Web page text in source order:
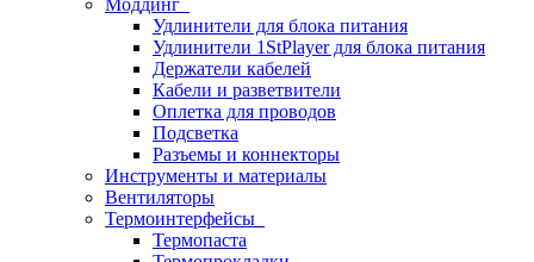
Моддинг
Удлинители для блока питания
Удлинители 1StPlayer для блока питания
Держатели кабелей
Кабели и разветвители
Оплетка для проводов
Подсветка
Разъемы и коннекторы
Инструменты и материалы
Вентиляторы
Термоинтерфейсы
Термопаста